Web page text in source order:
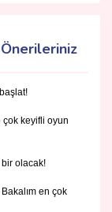
Önerileriniz
çok keyifli oyun
bir olacak!
en çok